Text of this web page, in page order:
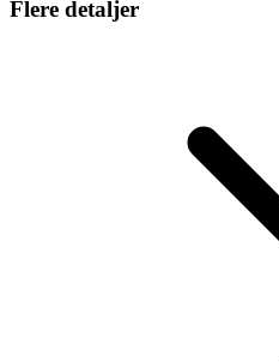
Flere detaljer